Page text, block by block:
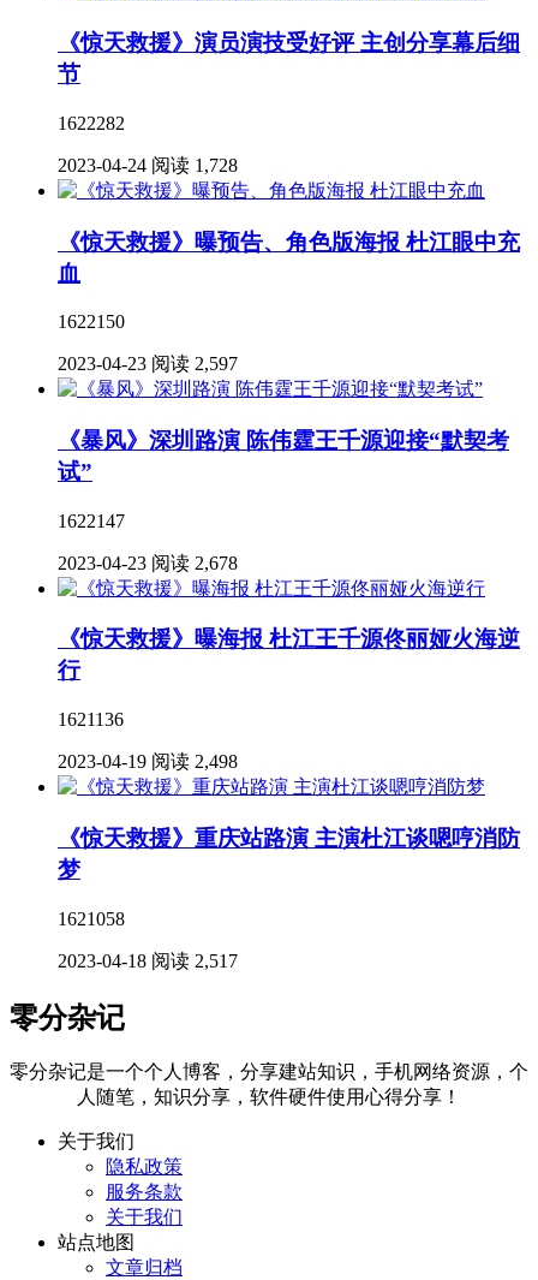
《惊天救援》演员演技受好评 主创分享幕后细
节
1622282
2023-04-24 阅读 1,728
《惊天救援》曝预告、角色版海报 杜江眼中充
血
1622150
2023-04-23 阅读 2,597
《暴风》深圳路演 陈伟霆王千源迎接“默契考
试”
1622147
2023-04-23 阅读 2,678
《惊天救援》曝海报 杜江王千源佟丽娅火海逆
行
1621136
2023-04-19 阅读 2,498
《惊天救援》重庆站路演 主演杜江谈嗯哼消防
梦
1621058
2023-04-18 阅读 2,517
零分杂记
零分杂记是一个个人博客，分享建站知识，手机网络资源，个
人随笔，知识分享，软件硬件使用心得分享！
关于我们
隐私政策
服务条款
关于我们
站点地图
文章归档